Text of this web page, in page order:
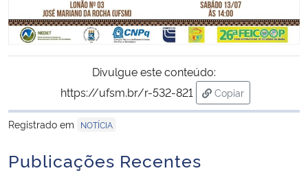
Ministério do Turismo
Ministério do Desenvolvimento Regional
Controladoria-Geral da União
Ministério da Mulher, da Família e dos Direitos Humanos
Divulgue este conteúdo:
https://ufsm.br/r-532-821
Copiar
para área de
Registrado em
NOTÍCIA
Publicações Recentes